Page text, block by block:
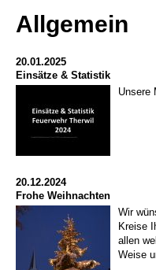
Allgemein
20.01.2025
Einsätze & Statistik
Unsere
20.12.2024
Frohe Weihnachten
Wir
Kreise
allen
Weise